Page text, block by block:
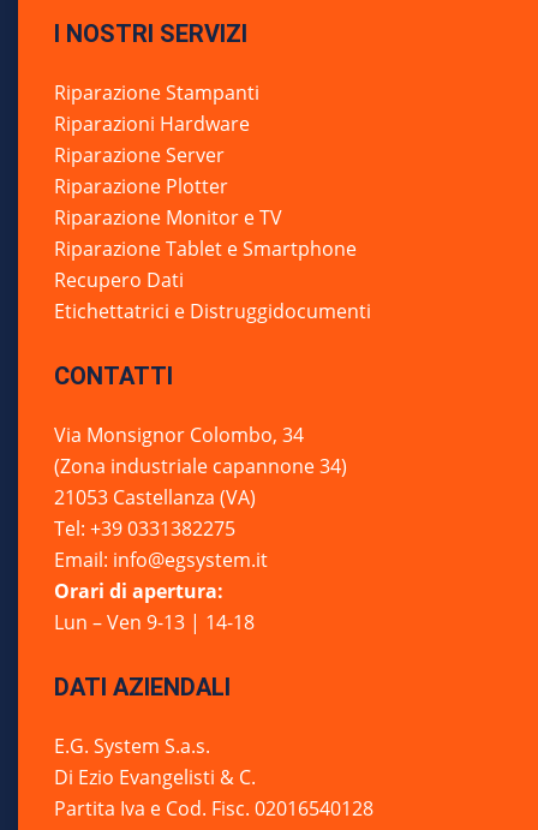
I NOSTRI SERVIZI
Riparazione Stampanti
Riparazioni Hardware
Riparazione Server
Riparazione Plotter
Riparazione Monitor e TV
Riparazione Tablet e Smartphone
Recupero Dati
Etichettatrici e Distruggidocumenti
CONTATTI
Via Monsignor Colombo, 34
(Zona industriale capannone 34)
21053 Castellanza (VA)
Tel: +39 0331382275
Email: info@egsystem.it
Orari di apertura:
Lun – Ven 9-13 | 14-18
DATI AZIENDALI
E.G. System S.a.s.
Di Ezio Evangelisti & C.
Partita Iva e Cod. Fisc. 02016540128